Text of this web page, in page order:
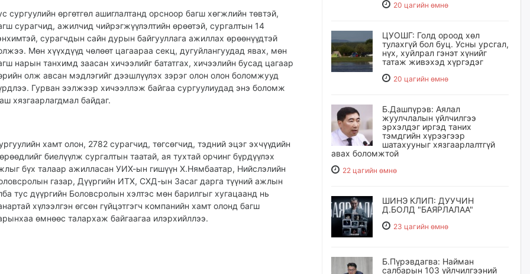
сургуулийн өргөтгөл ашиглалтанд орсноор багш хөгжлийн төвтэй,
сурагчид, ажилчид чийрэгжүүлэлтийн өрөөтэй, сургалтын 14
сурагчдын сайн дурын байгууллага ажиллах өрөөнүүдтэй
Мөн хүүхдүүд чөлөөт цагаараа секц, дугуйлангуудад явах, мөн
нарын танхимд заасан хичээлийг бататгах, хичээлийн бусад цагаар
олж авсан мэдлэгийг дээшлүүлэх зэрэг олон олон боломжууд
Гурван ээлжээр хичээллэж байгаа сургуулиудад энэ боломж
хязгаарлагдмал байдаг.
хамт олон, 2782 сурагчид, төгсөгчид, тэдний эцэг эхчүүдийн
биелүүлж сургалтын таатай, ая тухтай орчинг бүрдүүлэх
бүх талаар ажилласан УИХ-ын гишүүн Х.Нямбаатар, Нийслэлийн
газар, Дүүргийн ИТХ, СХД-ын Засаг дарга түүний ажлын
тус дүүргийн Боловсролын хэлтэс мөн барилгыг хугацаанд нь
хүлээлгэн өгсөн гүйцэтгэгч компанийн хамт олонд багш
өмнөөс талархаж байгаагаа илэрхийллээ.
20 цагийн өмнө
ЦУОШГ: Голд ороод хөл
тулахгүй бол буц. Усны урсгал,
нүх, хуйлрал гэнэт хүнийг
татаж живэхэд хүргэдэг
20 цагийн өмнө
Б.Дашпүрэв: Аялал
жуулчлалын үйлчилгээ
эрхэлдэг иргэд таних
тэмдгийн хүрээгээр
шатахууныг хязгаарлалтгүй
авах боломжтой
22 цагийн өмнө
ШИНЭ КЛИП: ДУУЧИН
Д.БОЛД "БАЯРЛАЛАА"
23 цагийн өмнө
Б.Пүрэвдагва: Найман
салбарын 103 үйлчилгээний